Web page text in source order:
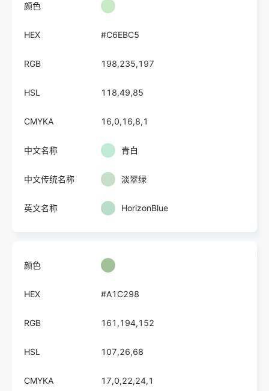
颜色
HEX #C6EBC5
RGB 198,235,197
HSL 118,49,85
CMYKA 16,0,16,8,1
中文名称 青白
中文传统名称 淡翠绿
英文名称 HorizonBlue
颜色
HEX #A1C298
RGB 161,194,152
HSL 107,26,68
CMYKA 17,0,22,24,1